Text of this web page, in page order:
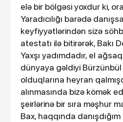
elə bir bölgəsi yoxdur ki,
Yaradıcılığı barədə
keyfiyyətlərindən sizə
atestatı ilə bitirərək, Bakı
Yaxşı yadımdadır, el
dünyaya gəldiyi
olduqlarına heyran
alınmasında bizə kömək
şeirlərinə bir sıra məşhur
Bax, haqqında